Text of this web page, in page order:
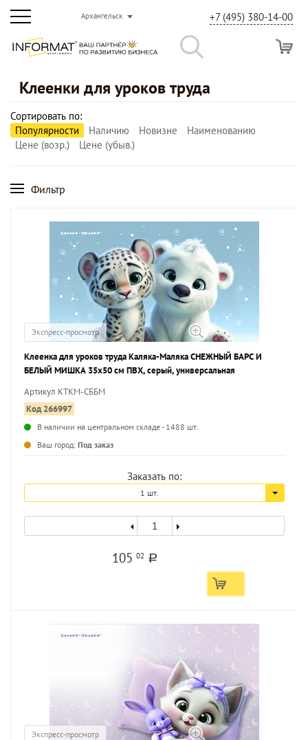
Архангельск +7 (495) 380-14-00
Клеенки для уроков труда
Сортировать по:
Популярности
Наличию Новизне
Наименованию
Цене (возр.)
Цене (убыв.)
Фильтр
Экспресс-просмотр
Клеенка для уроков труда Каляка-Маляка СНЕЖНЫЙ БАРС И
БЕЛЫЙ МИШКА 35х50 см ПВХ, серый, универсальная
Артикул КТКМ-СББМ
Код 266997
В наличии на центральном складе - 1488 шт.
Ваш город: Под заказ
Заказать по:
1 шт.
10502 a
Экспресс-просмотр